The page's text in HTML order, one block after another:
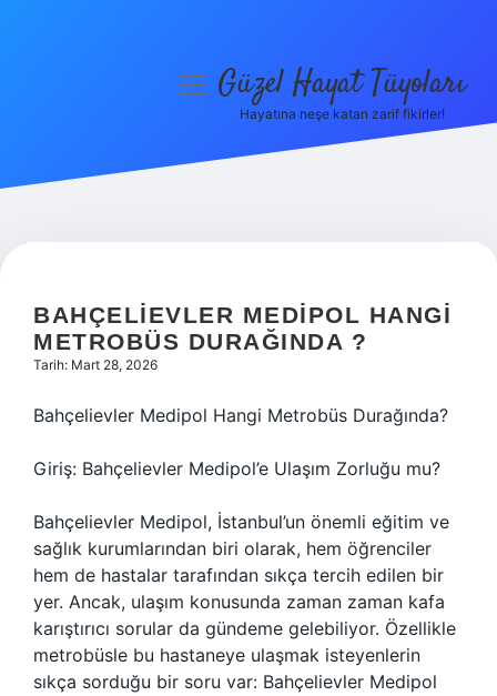
Hakkımızda
menüyüGüzel Hayat Tüyoları
Hayatına neşe katan zarif fikirler!
BAHÇELIEVLER MEDIPOL HANGI
METROBÜS DURAĞINDA ?
Tarih: Mart 28, 2026
Bahçelievler Medipol Hangi Metrobüs Durağında?
Giriş: Bahçelievler Medipol’e Ulaşım Zorluğu mu?
Bahçelievler Medipol, İstanbul’un önemli eğitim ve
sağlık kurumlarından biri olarak, hem öğrenciler
hem de hastalar tarafından sıkça tercih edilen bir
yer. Ancak, ulaşım konusunda zaman zaman kafa
karıştırıcı sorular da gündeme gelebiliyor. Özellikle
metrobüsle bu hastaneye ulaşmak isteyenlerin
sıkça sorduğu bir soru var: Bahçelievler Medipol